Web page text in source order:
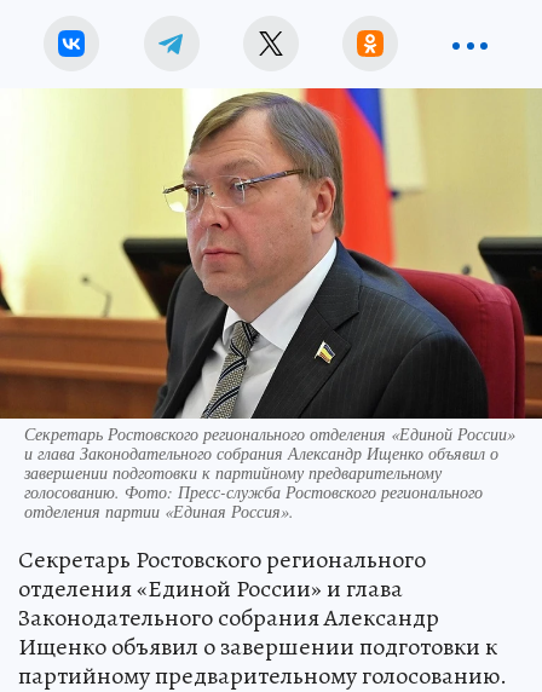
Секретарь Ростовского регионального отделения «Единой России»
и глава Законодательного собрания Александр Ищенко объявил о
завершении подготовки к партийному предварительному
голосованию. Фото: Пресс-служба Ростовского регионального
отделения партии «Единая Россия».
Секретарь Ростовского регионального
отделения «Единой России» и глава
Законодательного собрания Александр
Ищенко объявил о завершении подготовки к
партийному предварительному голосованию.